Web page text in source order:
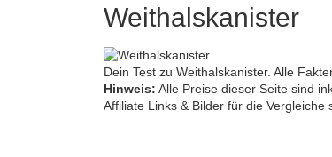
Weithalskanister
Dein Test zu Weithalskanister. Alle
Hinweis: Alle Preise dieser Seite sind
Affiliate Links & Bilder für die Vergleiche